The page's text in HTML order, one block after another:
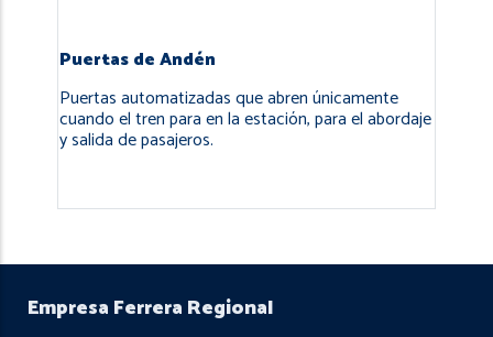
Puertas de Andén
Puertas automatizadas que abren únicamente
cuando el tren para en la estación, para el abordaje
y salida de pasajeros.
Empresa Ferrera Regional